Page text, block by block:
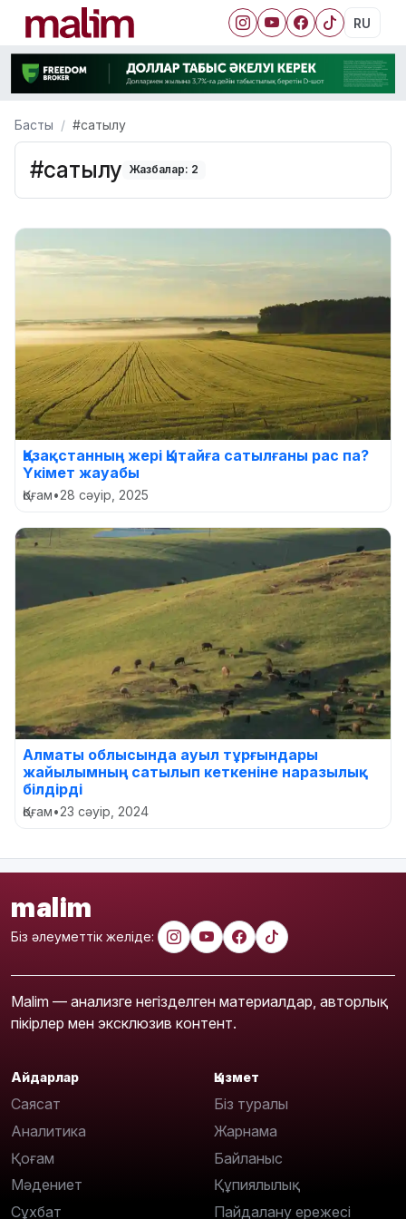
RU
Басты #сатылу
#сатылу Жазбалар: 2
Қазақстанның жері Қытайға сатылғаны рас па?
Үкімет жауабы
Қоғам•28 сәуір, 2025
Алматы облысында ауыл тұрғындары
жайылымның сатылып кеткеніне наразылық
білдірді
Қоғам•23 сәуір, 2024
malim
Біз әлеуметтік желіде:
Malim — анализге негізделген материалдар, авторлық
пікірлер мен эксклюзив контент.
Айдарлар
Саясат
Аналитика
Қоғам
Мәдениет
Сұхбат
Қызмет
Біз туралы
Жарнама
Байланыс
Құпиялылық
Пайдалану ережесі